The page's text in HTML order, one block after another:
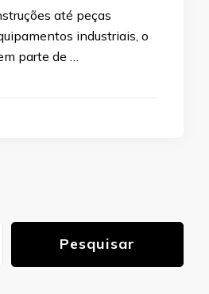
até peças
industriais, o
parte de …
Pesquisar